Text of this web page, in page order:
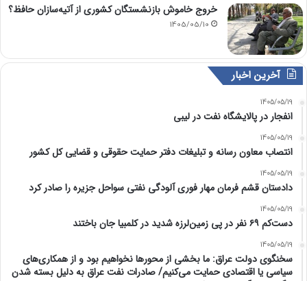
خروج خاموش بازنشستگان کشوری از آتیه‌سازان حافظ؟
1405/05/10
آخرین اخبار
1405/05/19
انفجار در پالایشگاه نفت در لیبی
1405/05/19
انتصاب معاون رسانه و تبلیغات دفتر حمایت حقوقی و قضایی کل کشور
1405/05/19
دادستان قشم فرمان مهار فوری آلودگی نفتی سواحل جزیره را صادر کرد
1405/05/19
دست‌کم ۶۹ نفر در پی زمین‌لرزه شدید در کلمبیا جان باختند
1405/05/19
سخنگوی دولت عراق: ما بخشی از محور‌ها نخواهیم بود و از همکاری‌های
سیاسی یا اقتصادی حمایت می‌کنیم/ صادرات نفت عراق به دلیل بسته شدن